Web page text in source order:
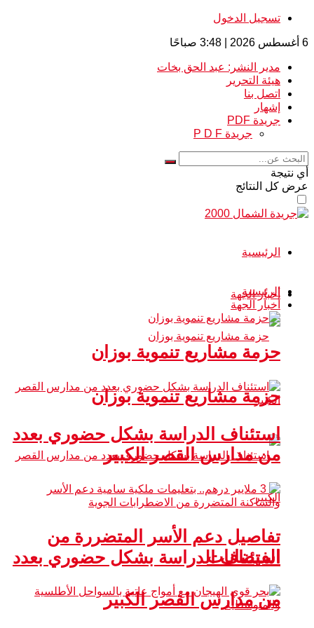
تسجيل الدخول
6 أغسطس 2026 | 3:48 صباحًا
مدير النشر: عبد الحق بخات
هيئة التحرير
اتصل بنا
إشهار
جريدة PDF
جريدة P D F
أي نتيجة
عرض كل النتائج
الرئيسية
أخبار الجهة
حزمة مشاريع تنموية بوزان
استئناف الدراسة بشكل حضوري بعدد
من مدارس القصر الكبير
الرئيسية
أخبار الجهة
حزمة مشاريع تنموية بوزان
استئناف الدراسة بشكل حضوري بعدد
من مدارس القصر الكبير
تفاصيل دعم الأسر المتضررة من
الفيضانات